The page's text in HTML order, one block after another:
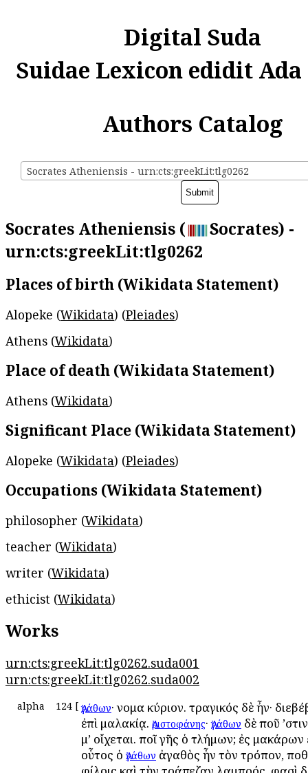
Digital Suda
Suidae Lexicon edidit
Authors Catalog
Socrates Atheniensis - urn:cts:greekLit:tlg0262
Socrates Atheniensis (
Socrates) -
urn:cts:greekLit:tlg0262
Places of birth (Wikidata Statement)
Alopeke (Wikidata) (Pleiades)
Athens (Wikidata)
Place of death (Wikidata Statement)
Athens (Wikidata)
Significant Place (Wikidata Statement)
Alopeke (Wikidata) (Pleiades)
Occupations (Wikidata Statement)
philosopher (Wikidata)
teacher (Wikidata)
writer (Wikidata)
ethicist (Wikidata)
Works
urn:cts:greekLit:tlg0262.suda001
urn:cts:greekLit:tlg0262.suda002
alpha 124 [ Ἀγάθων· ὄνομα κύριον. τραγικός δὲ ἦν·
ἐπὶ μαλακίᾳ. Ἀριστοφάνης·Ἀγάθων δὲ ποῦ
μ’ οἴχεται. ποῖ γῆς ὁ τλήμων; ἐς
οὗτος ὁἈγάθων ἀγαθὸς ἦν τὸν τρόπον,